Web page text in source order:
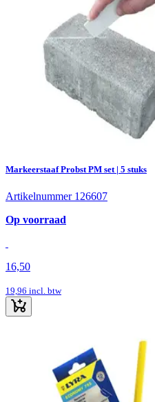
Markeerstaaf Probst PM set | 5 stuks
Artikelnummer 126607
Op voorraad
16,50
19,96 incl. btw